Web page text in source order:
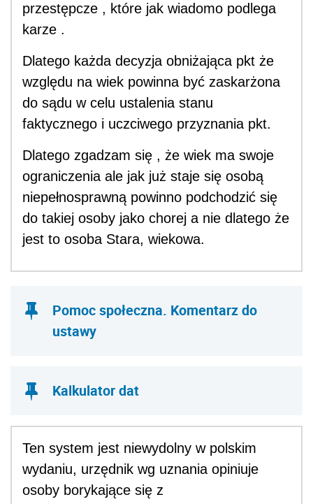
przestępcze , które jak wiadomo podlega
karze .
Dlatego każda decyzja obniżająca pkt że
względu na wiek powinna być zaskarżona
do sądu w celu ustalenia stanu
faktycznego i uczciwego przyznania pkt.
Dlatego zgadzam się , że wiek ma swoje
ograniczenia ale jak już staje się osobą
niepełnosprawną powinno podchodzić się
do takiej osoby jako chorej a nie dlatego że
jest to osoba Stara, wiekowa.
Pomoc społeczna. Komentarz do
ustawy
Kalkulator dat
Ten system jest niewydolny w polskim
wydaniu, urzędnik wg uznania opiniuje
osoby borykające się z